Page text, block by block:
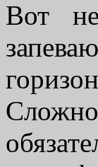
Вот